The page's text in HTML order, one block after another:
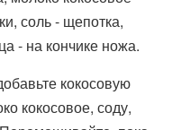
соль - щепотка,
- на кончике ножа.
кокосовую
кокосовое, соду,